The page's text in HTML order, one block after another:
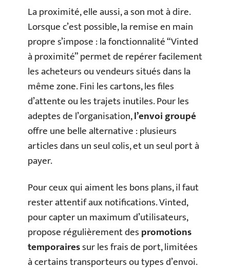
La proximité, elle aussi, a son mot à dire.
Lorsque c’est possible, la remise en main
propre s’impose : la fonctionnalité “Vinted
à proximité” permet de repérer facilement
les acheteurs ou vendeurs situés dans la
même zone. Fini les cartons, les files
d’attente ou les trajets inutiles. Pour les
adeptes de l’organisation,l’envoi groupé
offre une belle alternative : plusieurs
articles dans un seul colis, et un seul port à
payer.
Pour ceux qui aiment les bons plans, il faut
rester attentif aux notifications. Vinted,
pour capter un maximum d’utilisateurs,
propose régulièrement despromotions
temporairessur les frais de port, limitées
à certains transporteurs ou types d’envoi.